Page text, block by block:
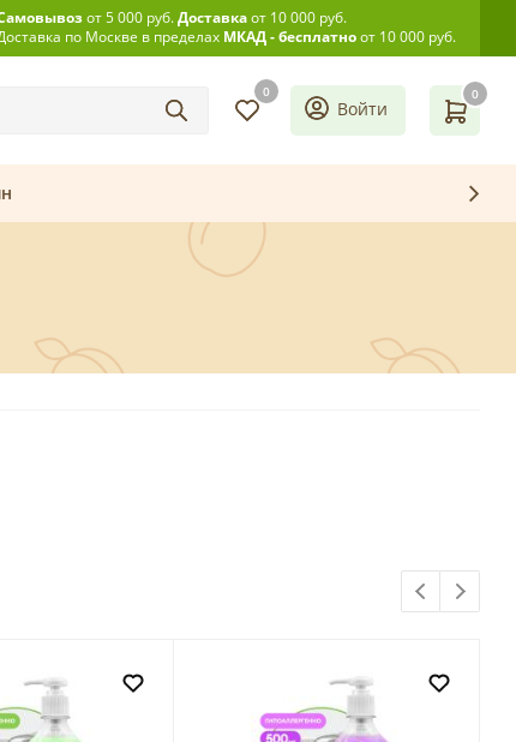
от 5 000 руб.Доставкаот 10 000 руб.
по Москве в пределах МКАД - бесплатноот 10 000 руб.
0 0
Войти